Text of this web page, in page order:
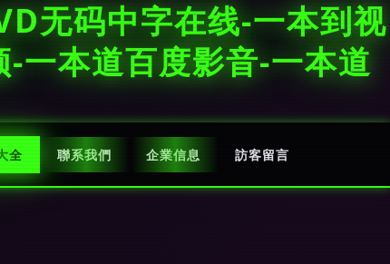
无码中字在线-一本到视
一本道百度影音-一本道
全 聯系我們 企業信息 訪客留言